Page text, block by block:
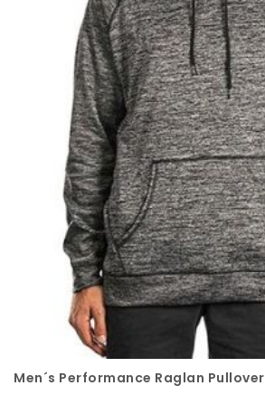
Schnellansicht
Men´s Performance Raglan Pullover